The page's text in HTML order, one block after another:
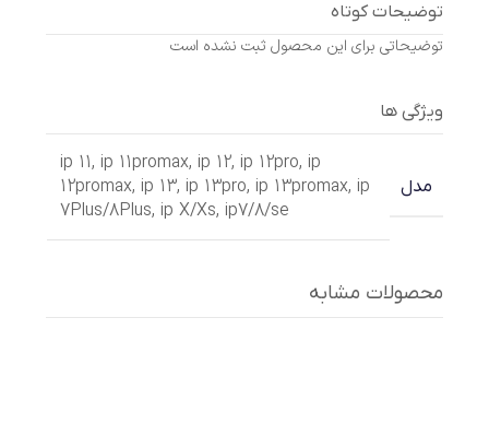
توضیحات کوتاه
توضیحاتی برای این محصول ثبت نشده است
ویژگی ها
مدل
ip 11, ip 11promax, ip 12, ip 12pro, ip
12promax, ip 13, ip 13pro, ip 13promax, ip
7Plus/8Plus, ip X/Xs, ip7/8/se
محصولات مشابه